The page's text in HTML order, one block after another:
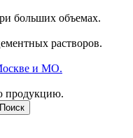
больших объемах.
растворов.
и МО.
продукцию.